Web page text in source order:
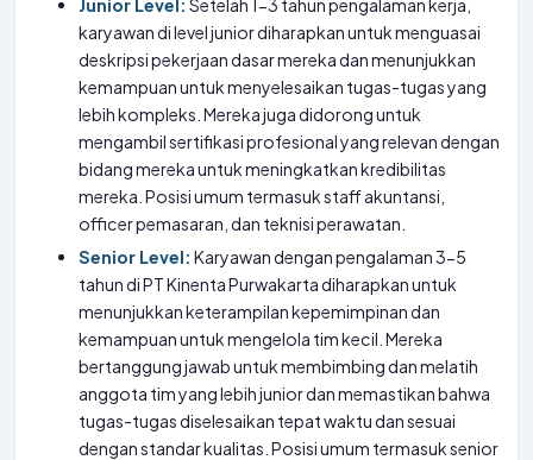
Junior Level: Setelah 1-3 tahun pengalaman kerja,
karyawan di level junior diharapkan untuk menguasai
deskripsi pekerjaan dasar mereka dan menunjukkan
kemampuan untuk menyelesaikan tugas-tugas yang
lebih kompleks. Mereka juga didorong untuk
mengambil sertifikasi profesional yang relevan dengan
bidang mereka untuk meningkatkan kredibilitas
mereka. Posisi umum termasuk staff akuntansi,
officer pemasaran, dan teknisi perawatan.
Senior Level: Karyawan dengan pengalaman 3-5
tahun di PT Kinenta Purwakarta diharapkan untuk
menunjukkan keterampilan kepemimpinan dan
kemampuan untuk mengelola tim kecil. Mereka
bertanggung jawab untuk membimbing dan melatih
anggota tim yang lebih junior dan memastikan bahwa
tugas-tugas diselesaikan tepat waktu dan sesuai
dengan standar kualitas. Posisi umum termasuk senior